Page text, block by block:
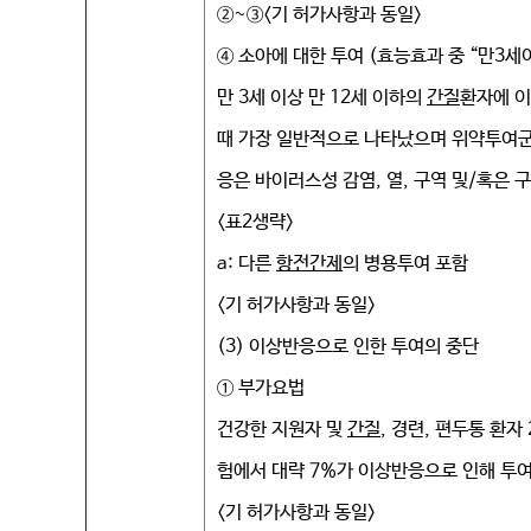
②~③<기 허가사항과 동일>
④ 소아에 대한 투여 (효능효과 중 “만3세
만 3세 이상 만 12세 이하의 간질환자에
때 가장 일반적으로 나타났으며 위약투여
응은 바이러스성 감염, 열, 구역 및/혹은
<표2생략>
a: 다른항전간제 의 병용투여 포함
<기 허가사항과 동일>
(3) 이상반응으로 인한 투여의 중단
① 부가요법
건강한 지원자 및 간질, 경련, 편두통 환자
험에서 대략 7%가 이상반응으로 인해 투
<기 허가사항과 동일>